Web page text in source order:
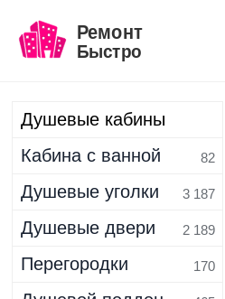
Душевые кабины
1 406
Кабина с ванной 82
Душевые уголки 3 187
Душевые двери 2 189
Перегородки 170